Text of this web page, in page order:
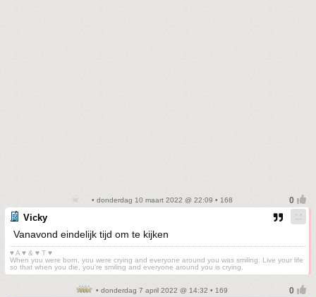
• donderdag 10 maart 2022 @ 22:09 • 168
Vicky
Vanavond eindelijk tijd om te kijken
♥ A ♥ & ♥ T ♥
When you were born, you were crying and everyone around you was smiling. Live your life
so that when you die, you're smiling and everyone around you is crying.
• donderdag 7 april 2022 @ 14:32 • 169